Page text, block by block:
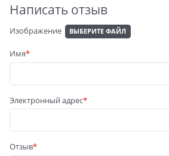
Написать отзыв
Изображение ВЫБЕРИТЕ ФАЙЛ
Имя
Электронный адрес
Отзыв